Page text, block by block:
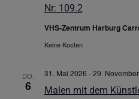
Nr: 109.2
VHS-Zentrum Harburg
Keine Kosten
DO.
6
Malen mit dem
31. Mai 2026 -29.